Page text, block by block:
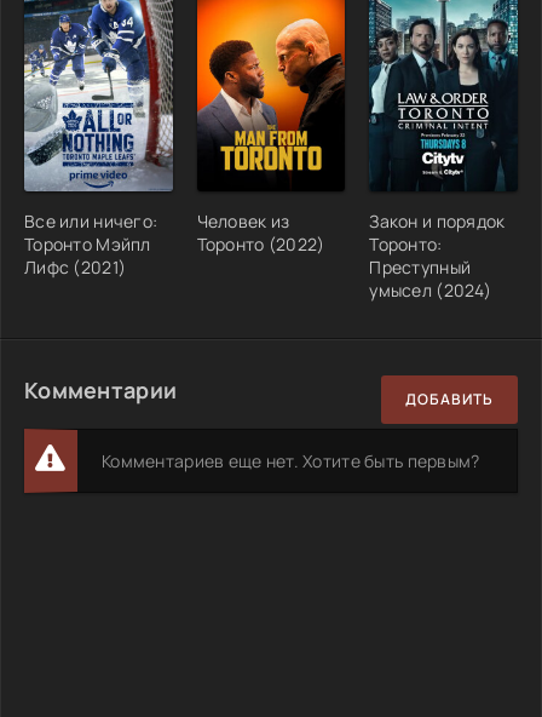
Все или ничего:
Торонто Мэйпл
Лифс (2021)
Человек из
Торонто (2022)
Закон и порядок
Торонто:
Преступный
умысел (2024)
Комментарии ДОБАВИТЬ
Комментариев еще нет. Хотите быть первым?